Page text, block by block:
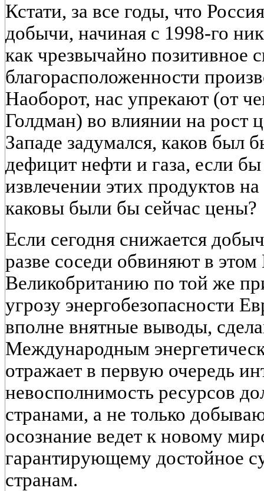
Кстати, за все годы, что
добычи, начиная с 1998-го
как чрезвычайно позитивное
благорасположенности
Наоборот, нас упрекают (от
Голдман) во влиянии на рост
Западе задумался, каков был
дефицит нефти и газа, если
извлечении этих продуктов
каковы были бы сейчас цены?
Если сегодня снижается
разве соседи обвиняют в
Великобританию по той же
угрозу энергобезопасности
вполне внятные выводы,
Международным
отражает в первую очередь
невосполнимость ресурсов
странами, а не только
осознание ведет к новому
гарантирующему достойное
странам.